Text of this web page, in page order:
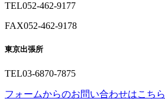
TEL052-462-9177
FAX052-462-9178
東京出張所
TEL03-6870-7875
フォームからのお問い合わせはこちら